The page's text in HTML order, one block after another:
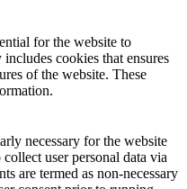
for the website to
cookies that ensures
of the website. These
necessary for the website
user personal data via
are termed as non-necessary